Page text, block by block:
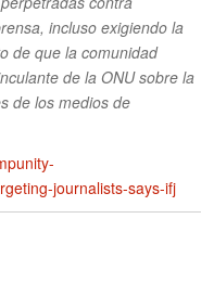
incluso exigiendo la
de que la comunidad
de la ONU sobre la
de los medios de
journalists-says-ifj